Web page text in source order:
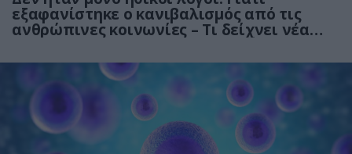
εξαφανίστηκε ο κανιβαλισμός από τις
ανθρώπινες κοινωνίες – Τι δείχνει νέα